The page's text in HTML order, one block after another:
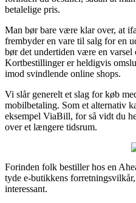
betalelige pris.
Man bør bare være klar over, at
frembyder en vare til salg for en
bør det undertiden være en
Kortbestillinger er heldigvis
imod svindlende online shops.
Vi slår generelt et slag for køb
mobilbetaling. Som et alternativ
eksempel ViaBill, for så vidt du
over et længere tidsrum.
Forinden folk bestiller hos en
tyde e-butikkens
interessant.